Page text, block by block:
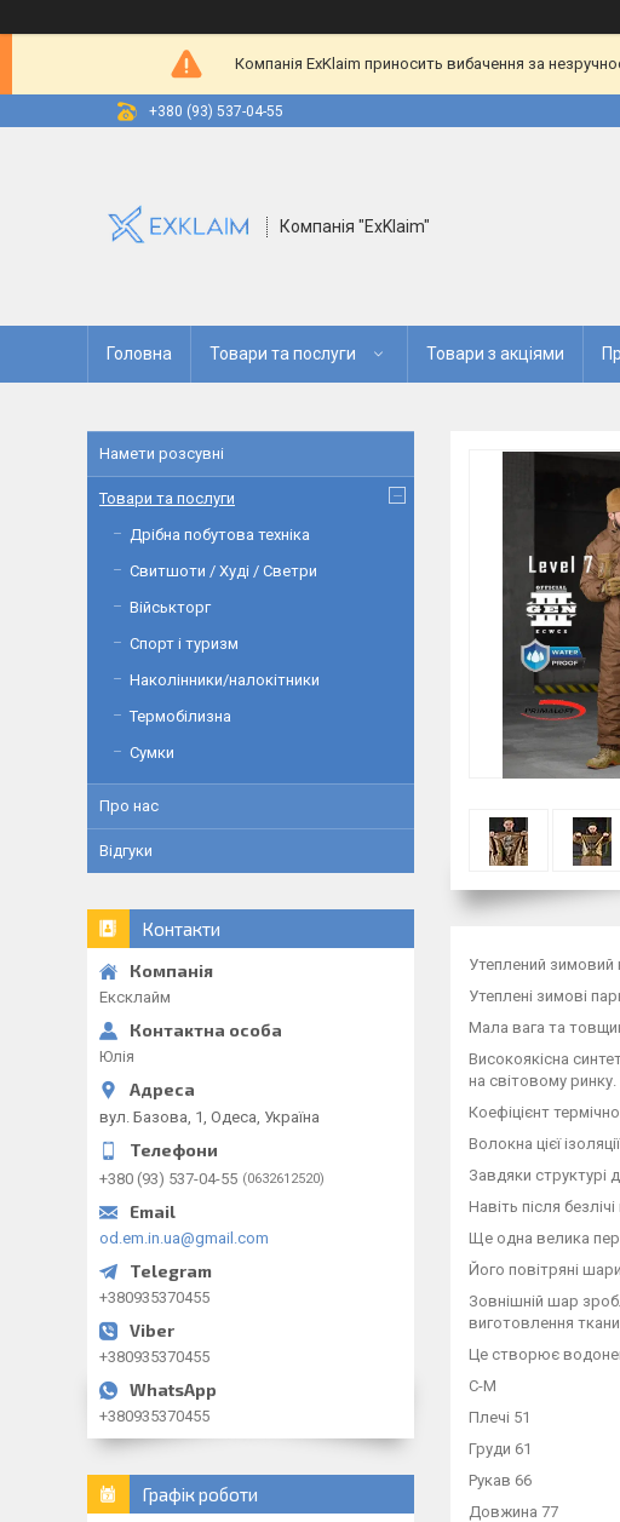
Компанія ExKlaim приносить вибачення за
+380 (93) 537-04-55
Компанія "ExKlaim"
Головна Товари та послуги Товари з акціями
Утеплений
Утеплені зимові
Мала вага та
Високоякісна
на світовому ринку.
Коефіцієнт
Волокна цієї
Завдяки структурі
Навіть після
Ще одна велика
Його повітряні
Зовнішній шар
виготовлення
Це створює
С-М
Плечі 51
Груди 61
Рукав 66
Довжина 77
Намети розсувні
Товари та послуги
Дрібна побутова техніка
Свитшоти / Худі / Светри
Військторг
Спорт і туризм
Наколінники/налокітники
Термобілизна
Сумки
Про нас
Відгуки
Контакти
Ексклайм
Юлія
вул. Базова, 1, Одеса, Україна
+380 (93) 537-04-55 0632612520
od.em.in.ua@gmail.com
+380935370455
+380935370455
+380935370455
Графік роботи